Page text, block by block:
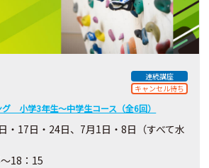
連続講座
キャンセル待ち
小学3年生～中学生コース（全6回）
・17日・24日、7月1日・8日（すべて水
18：15